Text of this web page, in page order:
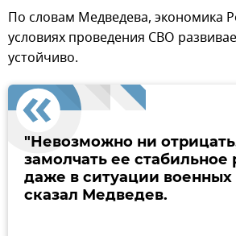
По словам Медведева, экономика
условиях проведения СВО
устойчиво.
"Невозможно ни
замолчать ее стабильное
даже в ситуации военных
сказал Медведев.